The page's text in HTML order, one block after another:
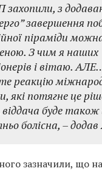
з
завершення
піраміди
З чим я наших
і вітаю.
реакцію
які потягне це
буде також
болісна, –
зазначили, що